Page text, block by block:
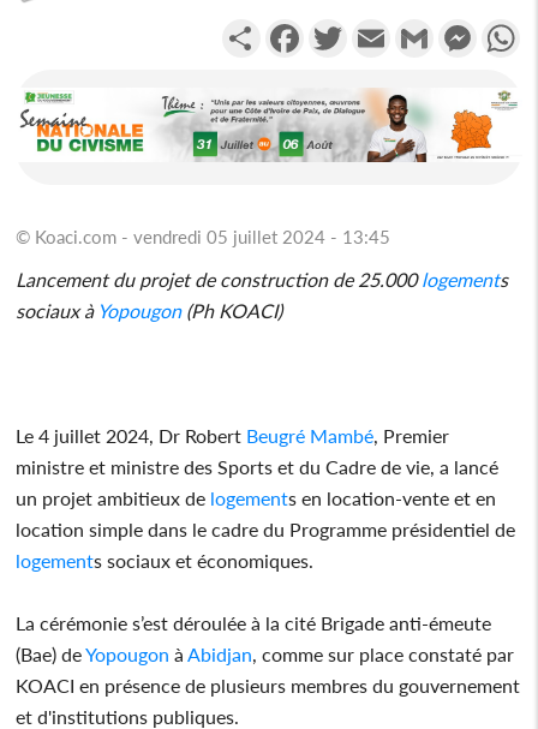
PartagerFacebookTwitterEmail Gmail
© Koaci.com - vendredi 05 juillet 2024 - 13:45
Lancement du projet de construction de 25.000logements
sociaux à Yopougon(Ph KOACI)
Le 4 juillet 2024, Dr Robert Beugré Mambé, Premier
ministre et ministre des Sports et du Cadre de vie, a lancé
un projet ambitieux de logements en location-vente et en
location simple dans le cadre du Programme présidentiel de
logements sociaux et économiques.
La cérémonie s’est déroulée à la cité Brigade anti-émeute
(Bae) deYopougon àAbidjan, comme sur place constaté par
KOACI en présence de plusieurs membres du gouvernement
et d'institutions publiques.